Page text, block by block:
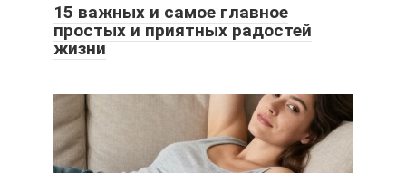
15 важных и самое главное
простых и приятных радостей
жизни